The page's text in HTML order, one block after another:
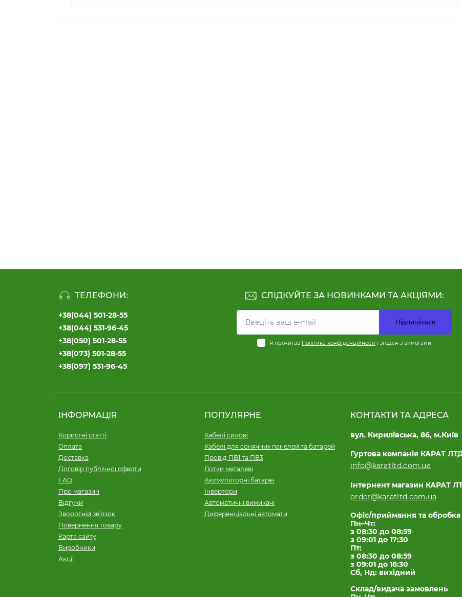
ТЕЛЕФОНИ:
+38(044) 501-28-55
+38(044) 531-96-45
+38(050) 501-28-55
+38(073) 501-28-55
+38(097) 531-96-45
СЛІДКУЙТЕ ЗА НОВИНКАМИ ТА АКЦІЯМИ:
Підпишіться
Я прочитав Політика конфіденційності і згоден з вимогами
ІНФОРМАЦІЯ
Користні статті
Оплата
Доставка
Договір публічної оферти
FAQ
Про магазин
Відгуки
Зворотній зв’язок
Повернення товару
Карта сайту
Виробники
Акції
ПОПУЛЯРНЕ
Кабелі силові
Кабелі для сонячних панелей та батарей
Провід ПВ1 та ПВ3
Лотки металеві
Акумуляторні батареї
Інвертори
Автоматичні вимикачі
Диференціальні автомати
КОНТАКТИ ТА АДРЕСА
вул. Кирилівська, 86, м.Київ
Гуртова компанія КАРАТ
info@karatltd.com.ua
Інтернент магазин КАРАТ
order@karatltd.com.ua
Офіс/приймання та
Пн–Чт:
з 08:30 до 08:59
з 09:01 до 17:30
Пт:
з 08:30 до 08:59
з 09:01 до 16:30
Сб, Нд: вихідний
Склад/видача замовлень